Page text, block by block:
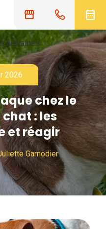
storefront date_range
actualités
2026
chez le
: les
et réagir
Garnodier